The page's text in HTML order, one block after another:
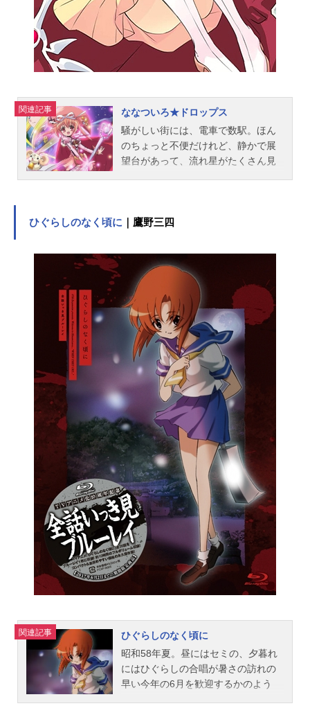
一ウィス：森田成一スタッフ企画：
情野誠人 渡辺和哉 森下孝三 橋
爪駿輝原作：鳥山明プロデューサ
ー：橋爪駿輝 野崎理 佐川直子
木戸睦 高見暁シリーズディレクタ
平キャラクターデザイン／作画監
督：山室直儀美術設定／美術デザ...
関連記事
ななついろ★ドロップス
騒がしい街には、電車で数駅。ほん
のちょっと不便だけれど、静かで展
望台があって、流れ星がたくさん見
だけある学校「星城学園」に通う石
しだけ不器用だけど、どこにでもい
る普通の男の子。学年も変わって新
しくなったクラスで今まで一度も話
したことのなかった同級生たちと話
すことは、不器用な正晴には少し難
しいことだった。五月のある日――
正晴の生活は180度変わってしまう。
あるハプニングから飲んだ怪しいジ
ュースのせいで、正晴は日が暮れる
と小さな羊のぬいぐるみになってし
まうのだった!! 元に戻れる手段がた
だ一つ。この町に流れ星とともに降
ってくる『星のしずく』を集めるこ
と。そして『星のしずく』を集める
ことができるのは、不思議な杖に選
ばれた、特別な女の子――。その
「特別な女の子」とは、クラスメイ
トの秋姫すももだった…。今まで話
したこともなかったクラスメイト。
だけど正体を知られたら、永遠に普
通の人間には戻れない。昼間は不器
用な男の子「石蕗正晴」として。そ
して夜になれば羊のぬいぐるみ「ユ
一...
ひぐらしのなく頃に ｜鷹野三四
関連記事
ひぐらしのなく頃に
昭和58年夏。昼にはセミの、夕暮れ
にはひぐらしの合唱が暑さの訪れの
早い今年の6月を歓迎するかのよう